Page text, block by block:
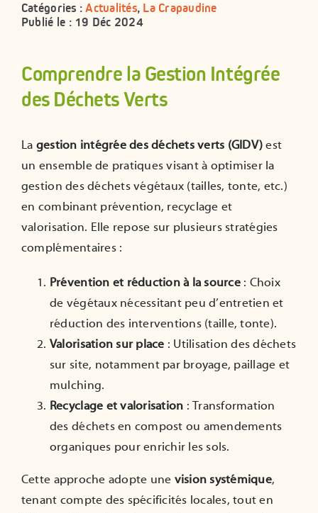
ADHÉRER
Catégories :Actualités, La Crapaudine
Publié le : 19 Déc 2024
Comprendre la Gestion Intégrée
des Déchets Verts
La gestion intégrée des déchets verts (GIDV) est
un ensemble de pratiques visant à optimiser la
gestion des déchets végétaux (tailles, tonte, etc.)
en combinant prévention, recyclage et
valorisation. Elle repose sur plusieurs stratégies
complémentaires :
Prévention et réduction à la source: Choix
de végétaux nécessitant peu d’entretien et
réduction des interventions (taille, tonte).
Valorisation sur place : Utilisation des déchets
sur site, notamment par broyage, paillage et
mulching.
Recyclage et valorisation : Transformation
des déchets en compost ou amendements
organiques pour enrichir les sols.
Cette approche adopte une vision systémique,
tenant compte des spécificités locales, tout en